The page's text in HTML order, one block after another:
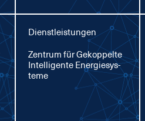
Dienstleistungen
Zen­trum für Ge­kop­pel­te
In­tel­li­gen­te En­er­gie­sys­
te­me